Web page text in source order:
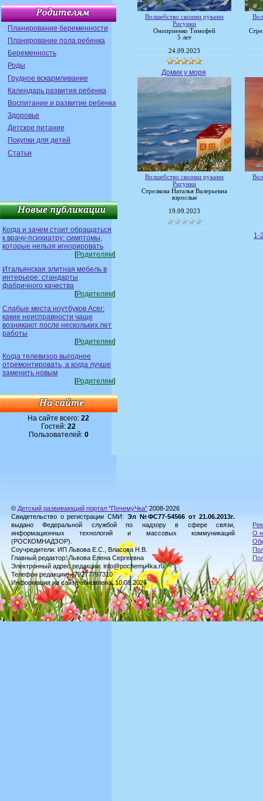
Планирование беременности
Планирование пола ребенка
Беременность
Роды
Грудное вскармливание
Календарь развития ребенка
Воспитание и развитие ребенка
Здоровье
Детское питание
Покупки для детей
Статьи
Когда и зачем стоит обращаться
к врачу-психиатру: симптомы,
которые нельзя игнорировать
[Родителям]
Итальянская элитная мебель в
интерьере: стандарты
фабричного качества
[Родителям]
Слабые места ноутбуков Acer:
какие неисправности чаще
возникают после нескольких лет
работы
[Родителям]
Когда телевизор выгоднее
отремонтировать, а когда лучше
заменить новым
[Родителям]
На сайте всего:22
Гостей:22
Пользователей: 0
Волшебство своими руками
Рисунки
Оноприенко Тимофей
5 лет
24.09.2023
Домик у моря
Волшебство своими руками
Рисунки
Стрелкова Наталья Валерьевна
взрослые
19.09.2023
1-
© Детский развивающий портал "ПочемуЧка" 2008-2026
Свидетельство о регистрации СМИ: Эл №ФС77-54566 от 21.06.2013г.
выдано Федеральной службой по надзору в сфере связи,
информационных технологий и массовых коммуникаций
(РОСКОМНАДЗОР).
Соучредители: ИП Львова Е.С., Власова Н.В.
Главный редактор: Львова Елена Сергеевна
Электронный адрес редакции: info@pochemu4ka.ru
Телефон редакции: +79277797310
Информация на сайте обновлена: 10.08.2026
О